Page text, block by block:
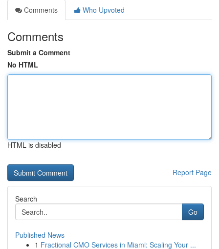
Comments
Who Upvoted
Comments
Submit a Comment
No HTML
HTML is disabled
Report Page
Search
Go
Published News
1 Fractional CMO Services in Miami: Scaling Your ...